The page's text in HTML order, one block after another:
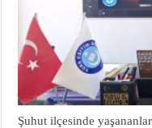
Şuhut ilçesinde